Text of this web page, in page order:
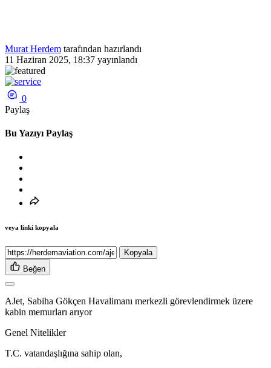
Murat Herdem tarafından hazırlandı
11 Haziran 2025, 18:37 yayınlandı
0
Paylaş
Bu Yazıyı Paylaş
veya linki kopyala
Kopyala
Beğen
AJet, Sabiha Gökçen Havalimanı merkezli görevlendirmek üzere
kabin memurları arıyor
Genel Nitelikler
T.C. vatandaşlığına sahip olan,